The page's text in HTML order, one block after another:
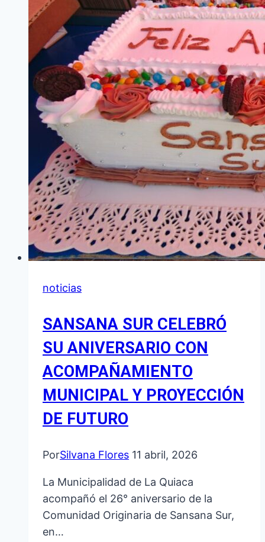
noticias
SANSANA SUR CELEBRÓ
SU ANIVERSARIO CON
ACOMPAÑAMIENTO
MUNICIPAL Y PROYECCIÓN
DE FUTURO
PorSilvana Flores 11 abril, 2026
La Municipalidad de La Quiaca
acompañó el 26° aniversario de la
Comunidad Originaria de Sansana Sur,
en…